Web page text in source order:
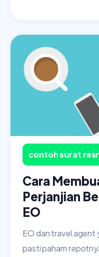
contoh surat
Cara
Perjanjian
EO
EO dan travel agent
pasti paham